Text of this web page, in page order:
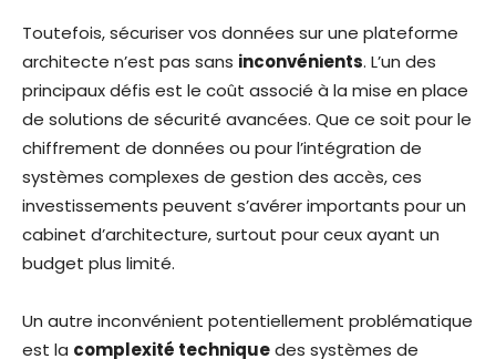
Toutefois, sécuriser vos données sur une plateforme
architecte n’est pas sans inconvénients. L’un des
principaux défis est le coût associé à la mise en place
de solutions de sécurité avancées. Que ce soit pour le
chiffrement de données ou pour l’intégration de
systèmes complexes de gestion des accès, ces
investissements peuvent s’avérer importants pour un
cabinet d’architecture, surtout pour ceux ayant un
budget plus limité.
Un autre inconvénient potentiellement problématique
est la complexité techniquedes systèmes de